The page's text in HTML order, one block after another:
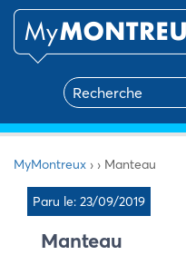
MyMontreux › › Manteau
Paru le: 23/09/2019
Manteau